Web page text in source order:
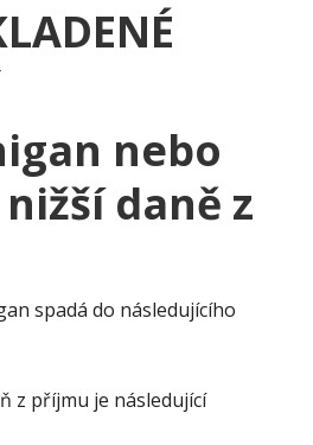
nebo
daně z
spadá do následujícího
z příjmu je následující